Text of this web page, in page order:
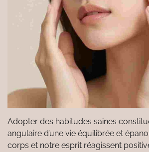
Adopter des habitudes saines
angulaire d’une vie équilibrée et
corps et notre esprit réagissent